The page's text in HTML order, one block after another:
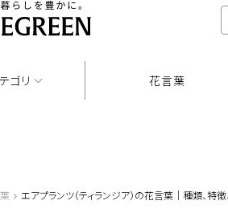
ゴリ 花言葉
エアプランツ（ティランジア）の花言葉｜種類、特